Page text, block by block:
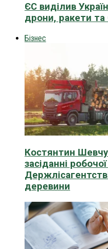
ЄС виділив
дрони, ракети та
Бізнес
Костянтин
засіданні
деревини